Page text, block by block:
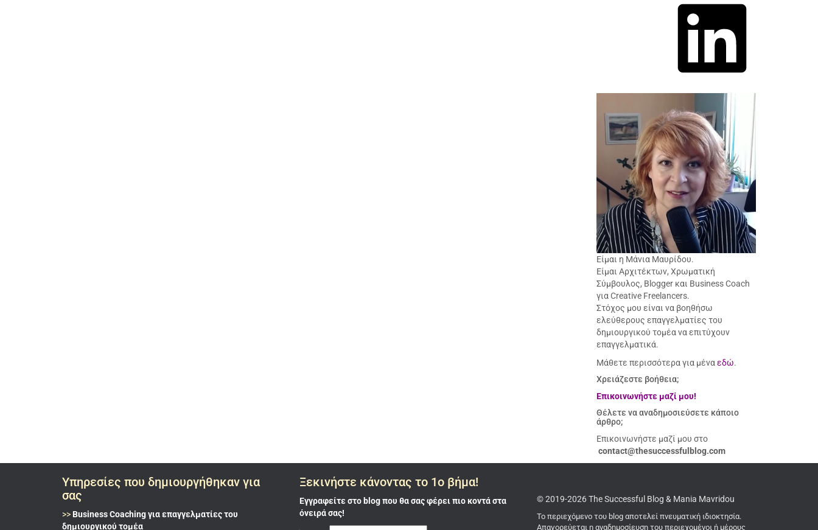
Είμαι η Μάνια Μαυρίδου.
Είμαι Αρχιτέκτων, Χρωματική
Σύμβουλος, Blogger και Business Coach
για Creative Freelancers.
Στόχος μου είναι να βοηθήσω
ελεύθερους επαγγελματίες του
δημιουργικού τομέα να επιτύχουν
επαγγελματικά.
Μάθετε περισσότερα για μένα εδώ.
Χρειάζεστε βοήθεια;
Επικοινωνήστε μαζί μου!
Θέλετε να αναδημοσιεύσετε κάποιο
άρθρο;
Επικοινωνήστε μαζί μου στο
contact@thesuccessfulblog.com
Υπηρεσίες που δημιουργήθηκαν για
σας
>> Business Coaching για επαγγελματίες του
δημιουργικού τομέα
Ξεκινήστε κάνοντας το 1ο βήμα!
Εγγραφείτε στο blog που θα σας φέρει πιο κοντά στα
όνειρά σας!
© 2019-2026 The Successful Blog & Mania Mavridou
Το περιεχόμενο του blog αποτελεί πνευματική ιδιοκτησία.
Απαγορεύεται η αναδημοσίευση του περιεχομένοι ή μέρους